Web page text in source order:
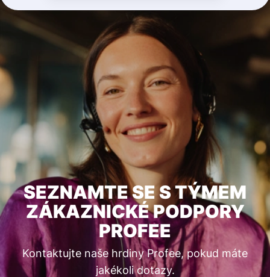
SEZNAMTE SE S TÝMEM
ZÁKAZNICKÉ PODPORY
PROFEE
Kontaktujte naše hrdiny Profee, pokud máte
jakékoli dotazy.